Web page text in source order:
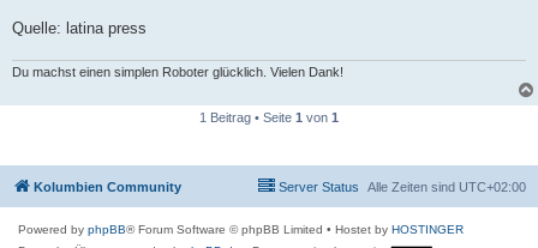
Quelle: latina press
Du machst einen simplen Roboter glücklich. Vielen Dank!
1 Beitrag • Seite 1 von 1
Kolumbien Community Alle Zeiten sind UTC+02:00
Server Status
Powered by phpBB® Forum Software © phpBB Limited • Hostet by HOSTINGER